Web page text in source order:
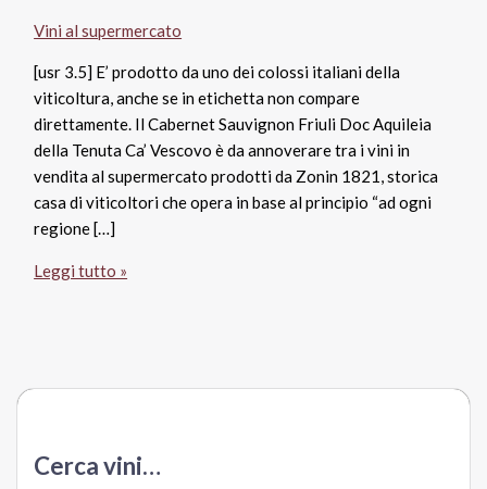
Vini al supermercato
[usr 3.5] E’ prodotto da uno dei colossi italiani della
viticoltura, anche se in etichetta non compare
direttamente. Il Cabernet Sauvignon Friuli Doc Aquileia
della Tenuta Ca’ Vescovo è da annoverare tra i vini in
vendita al supermercato prodotti da Zonin 1821, storica
casa di viticoltori che opera in base al principio “ad ogni
regione […]
Cabernet
Ca’
Vescovo
Leggi tutto »
Cerca vini…